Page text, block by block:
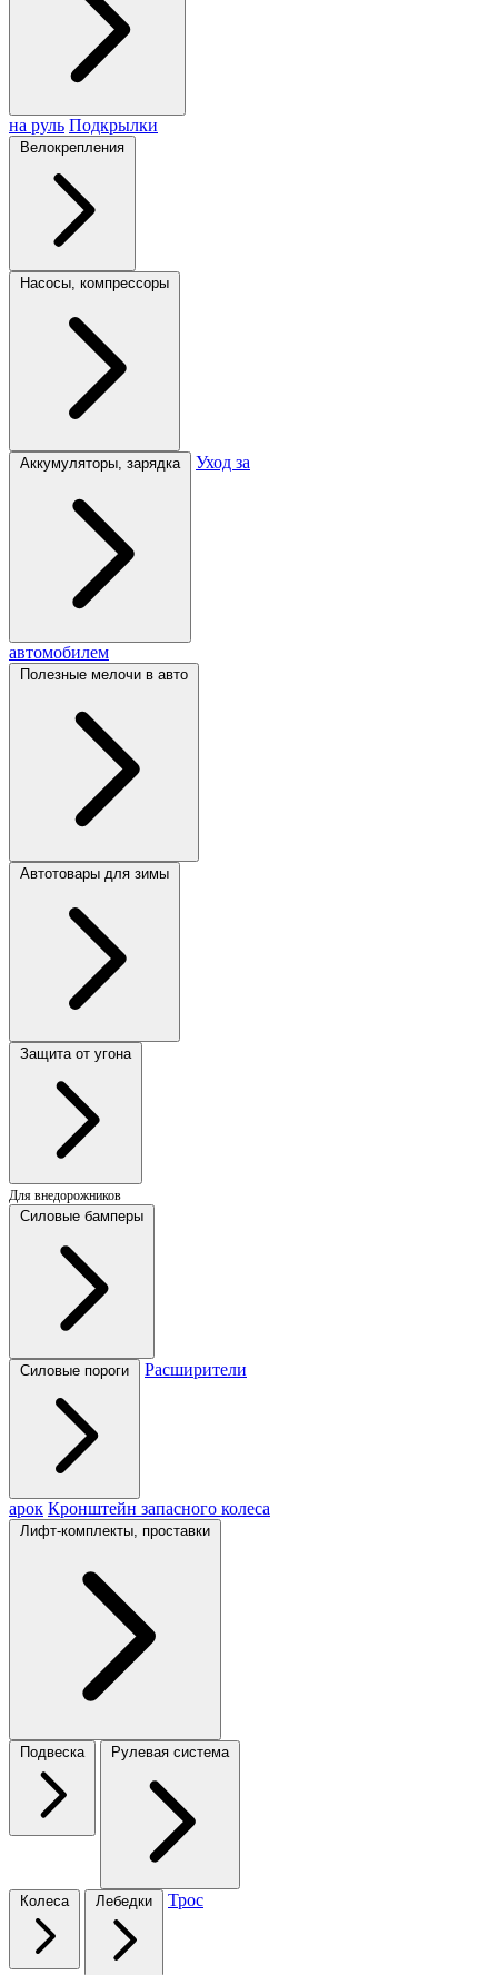
на руль Подкрылки
Велокрепления
Насосы, компрессоры
Аккумуляторы, зарядка Уход за
автомобилем
Полезные мелочи в авто
Автотовары для зимы
Защита от угона
Для внедорожников
Силовые бамперы
Силовые пороги Расширители
арок Кронштейн запасного колеса
Лифт-комплекты, проставки
Подвеска Рулевая система
Колеса Лебедки Трос